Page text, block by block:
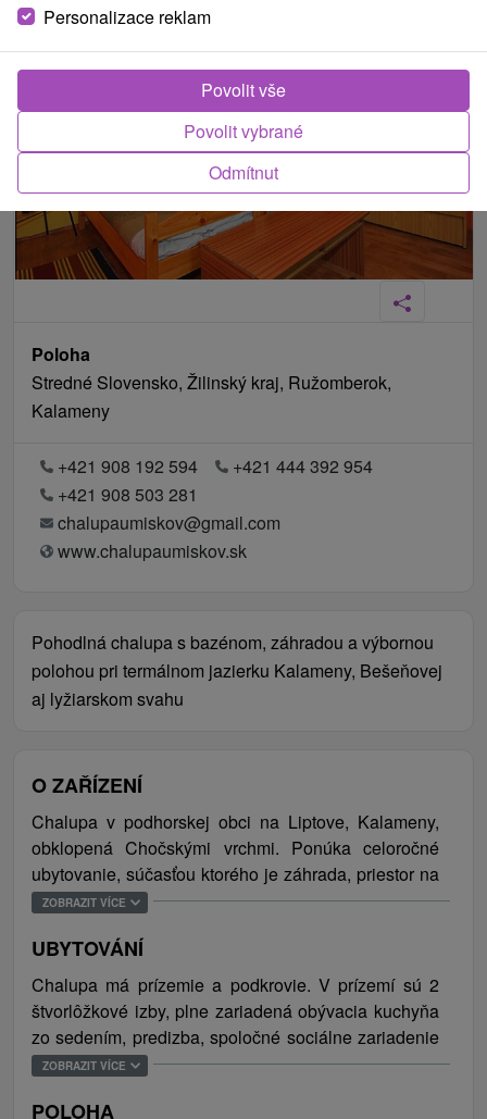
Poloha
Stredné Slovensko, Žilinský kraj, Ružomberok,
Kalameny
+421 908 192 594
+421 444 392 954
+421 908 503 281
chalupaumiskov@gmail.com
www.chalupaumiskov.sk
Pohodlná chalupa s bazénom, záhradou a výbornou
polohou pri termálnom jazierku Kalameny, Bešeňovej
aj lyžiarskom svahu
O ZAŘÍZENÍ
Chalupa v podhorskej obci na Liptove, Kalameny,
obklopená Chočskými vrchmi. Ponúka celoročné
ubytovanie, súčasťou ktorého je záhrada, priestor na
hry pre najmenších návštevníkov (nechýba hojdačka,
možnosťou opekania. V letnej sezóne je na dvore k
dispozícii aj nafukovací bazén. Objekt je priamo
dostupný autom (aj v zime), parkovanie za bránou.
Chalupa je skutočne ideálnym miestom pre strávenie
dovolenky tak v zimnej ako aj letnej sezóne.
Za obcou Kalameny (1 km), Kalamenskej doline, sa
ZOBRAZIT VÍCE
UBYTOVÁNÍ
Chalupa má prízemie a podkrovie. V prízemí sú 2
štvorlôžkové izby, plne zariadená obývacia kuchyňa
zo sedením, predizba, spoločné sociálne zariadenie
(sprcha, WC). V podkroví sa nachádzajú 2
ZOBRAZIT VÍCE
POLOHA
Personalizace reklam
Odmítnut
Povolit vybrané
Povolit vše